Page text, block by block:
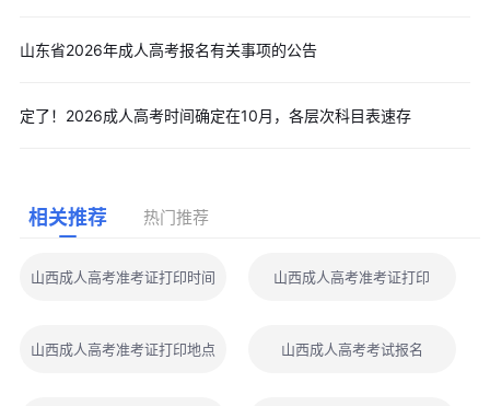
山东省2026年成人高考报名有关事项的公告
定了！2026成人高考时间确定在10月，各层次科目表速存
相关推荐 热门推荐
山西成人高考准考证打印时间 山西成人高考准考证打印
山西成人高考准考证打印地点 山西成人高考考试报名